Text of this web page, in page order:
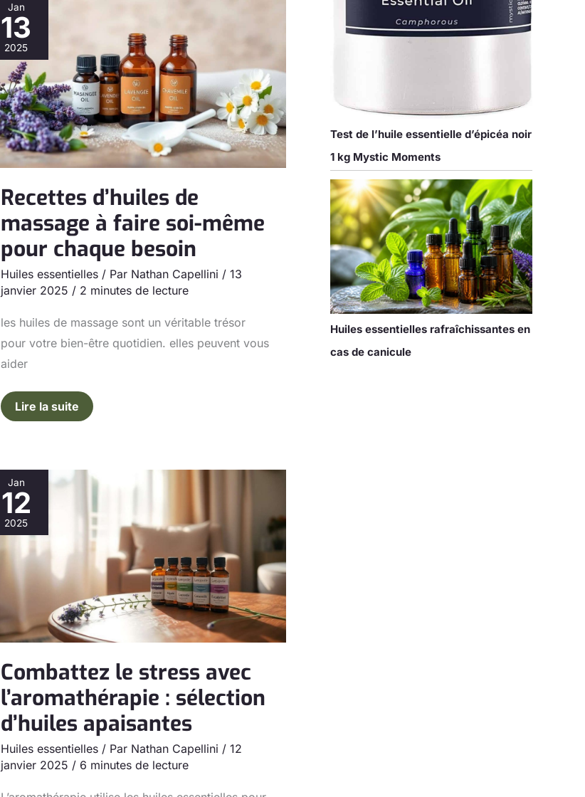
Jan
13
2025
Recettes d’huiles de
massage à faire soi-même
pour chaque besoin
Huiles essentielles / Par Nathan Capellini / 13
janvier 2025 / 2 minutes de lecture
les huiles de massage sont un véritable trésor
pour votre bien-être quotidien. elles peuvent vous
aider
Recettes
d’huiles
de
massage
à
faire
soi-
même
pour
chaque
Lire la suite
Jan
12
2025
Combattez le stress avec
l’aromathérapie : sélection
d’huiles apaisantes
Huiles essentielles / Par Nathan Capellini / 12
janvier 2025 / 6 minutes de lecture
Combattez
le
stress
avec
l’aromathérapie
:
sélection
apaisantes
Test de l’huile essentielle d’épicéa noir
1 kg Mystic Moments
Huiles essentielles rafraîchissantes en
cas de canicule